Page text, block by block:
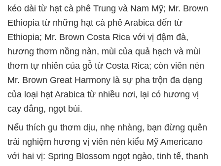
kéo dài từ hạt cà phê Trung và Nam Mỹ; Mr. Brown
Ethiopia từ những hạt cà phê Arabica đến từ
Ethiopia; Mr. Brown Costa Rica với vị đậm đà,
hương thơm nồng nàn, mùi của quả hạch và mùi
thơm tự nhiên của gỗ từ Costa Rica; còn viên nén
Mr. Brown Great Harmony là sự pha trộn đa dạng
của loại hạt Arabica từ nhiều nơi, lại có hương vị
cay đắng, ngọt bùi.
Nếu thích gu thơm dịu, nhẹ nhàng, bạn đừng quên
trải nghiệm hương vị viên nén kiểu Mỹ Americano
với hai vị: Spring Blossom ngọt ngào, tinh tế, thanh